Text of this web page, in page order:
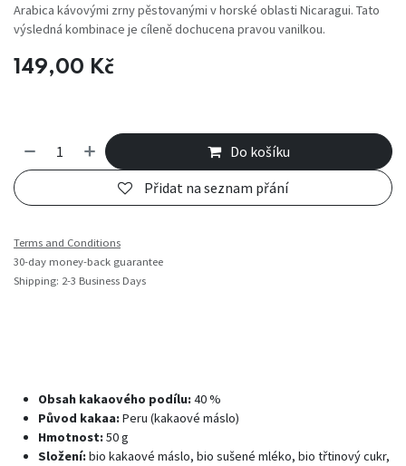
Arabica kávovými zrny pěstovanými v horské oblasti Nicaragui. Tato
výsledná kombinace je cíleně dochucena pravou vanilkou.
149,00 Kč
Do košíku
Přidat na seznam přání
Terms and Conditions
30-day money-back guarantee
Shipping: 2-3 Business Days
Obsah kakaového podílu:40 %
Původ kakaa:Peru (kakaové máslo)
Hmotnost:50 g
Složení:bio kakaové máslo, bio sušené mléko, bio třtinový cukr,